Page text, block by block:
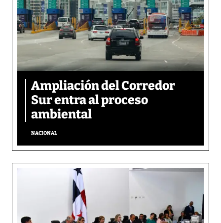
Ampliación del Corredor
Sur entra al proceso
ambiental
NACIONAL